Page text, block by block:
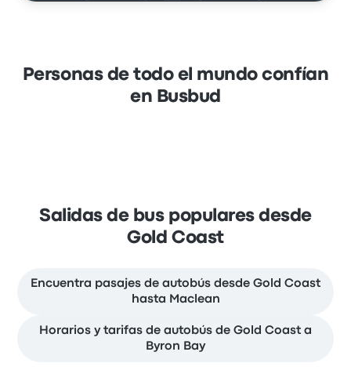
Personas de todo el mundo confían
en Busbud
Salidas de bus populares desde
Gold Coast
Encuentra pasajes de autobús desde Gold Coast
hasta Maclean
Horarios y tarifas de autobús de Gold Coast a
Byron Bay